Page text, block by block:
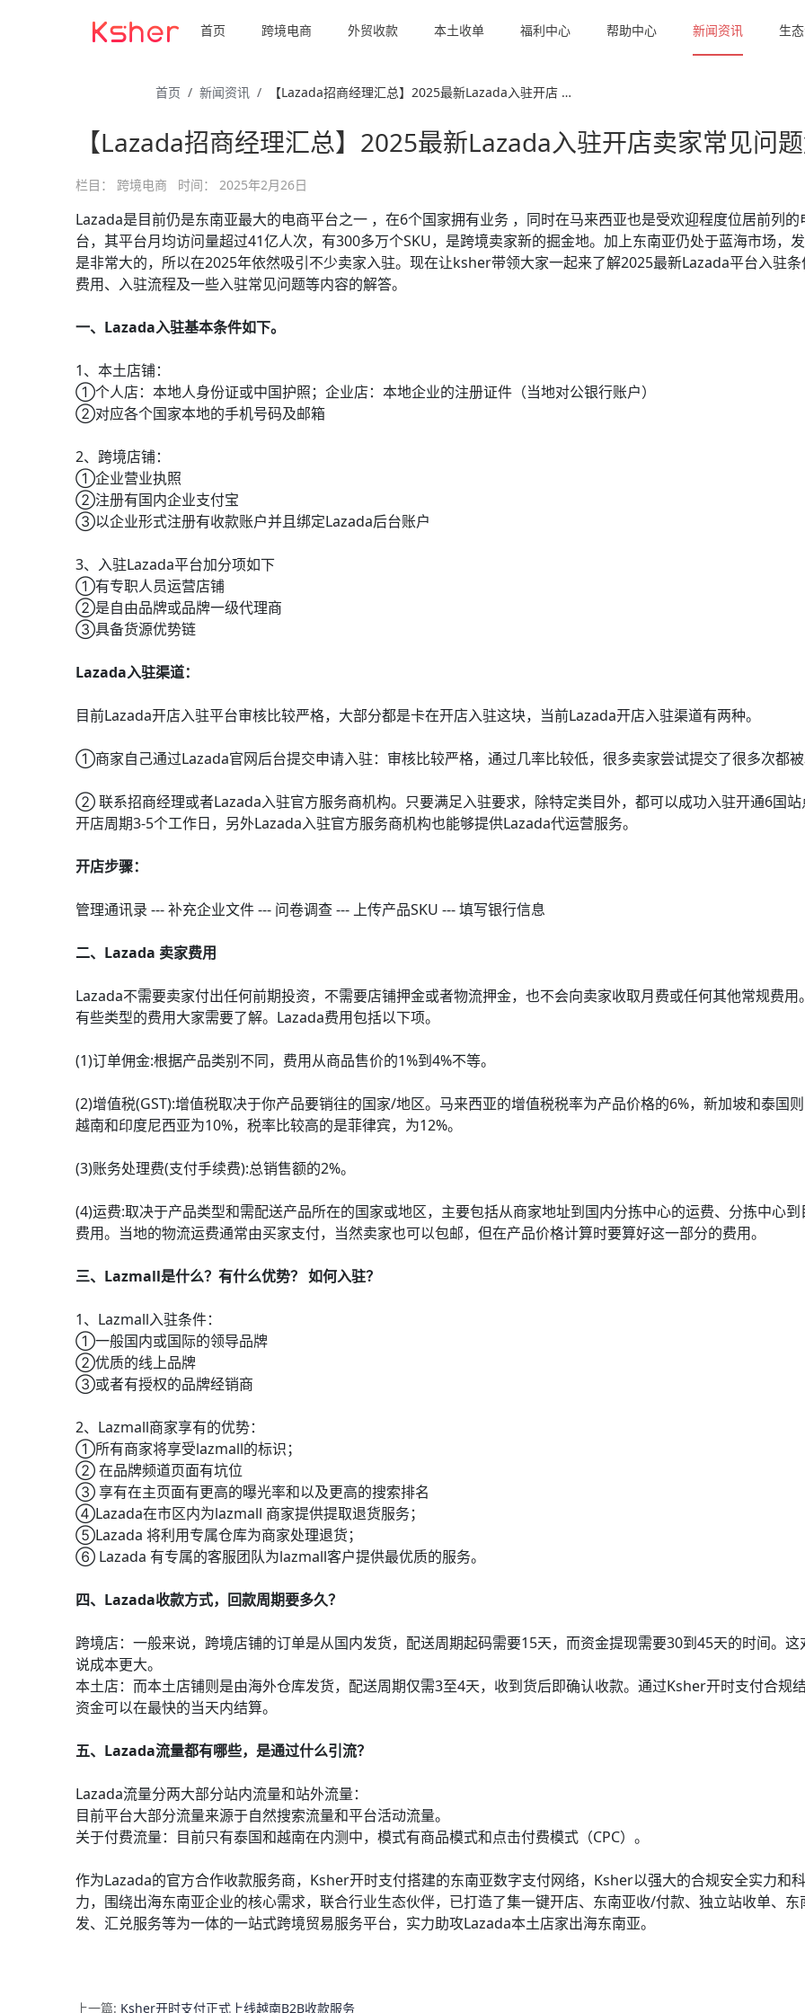
首页 跨境电商 外贸收款 本土收单 福利中心 帮助中心 新闻资讯 生
首页 新闻资讯 【Lazada招商经理汇总】2025最新Lazada入驻开店 …
【Lazada招商经理汇总】2025最新Lazada入驻开店卖家常见问
栏目： 跨境电商 时间： 2025年2月26日
Lazada是目前仍是东南亚最大的电商平台之一 ，在6个国家拥有业务 ，同时在马来西亚也是受欢迎程度位居前列的
台，其平台月均访问量超过41亿人次，有300多万个SKU，是跨境卖家新的掘金地。加上东南亚仍处于蓝海市场，
是非常大的，所以在2025年依然吸引不少卖家入驻。现在让ksher带领大家一起来了解2025最新Lazada平台入驻
费用、入驻流程及一些入驻常见问题等内容的解答。
一、Lazada入驻基本条件如下。
1、本土店铺：
①个人店：本地人身份证或中国护照；企业店：本地企业的注册证件（当地对公银行账户）
②对应各个国家本地的手机号码及邮箱
2、跨境店铺：
①企业营业执照
②注册有国内企业支付宝
③以企业形式注册有收款账户并且绑定Lazada后台账户
3、入驻Lazada平台加分项如下
①有专职人员运营店铺
②是自由品牌或品牌一级代理商
③具备货源优势链
Lazada入驻渠道：
目前Lazada开店入驻平台审核比较严格，大部分都是卡在开店入驻这块，当前Lazada开店入驻渠道有两种。
①商家自己通过Lazada官网后台提交申请入驻：审核比较严格，通过几率比较低，很多卖家尝试提交了很多次都
② 联系招商经理或者Lazada入驻官方服务商机构。只要满足入驻要求，除特定类目外，都可以成功入驻开通6国
开店周期3-5个工作日，另外Lazada入驻官方服务商机构也能够提供Lazada代运营服务。
开店步骤：
管理通讯录 --- 补充企业文件 --- 问卷调查 --- 上传产品SKU --- 填写银行信息
二、Lazada 卖家费用
Lazada不需要卖家付出任何前期投资，不需要店铺押金或者物流押金，也不会向卖家收取月费或任何其他常规费用
有些类型的费用大家需要了解。Lazada费用包括以下项。
(1)订单佣金:根据产品类别不同，费用从商品售价的1%到4%不等。
(2)增值税(GST):增值税取决于你产品要销往的国家/地区。马来西亚的增值税税率为产品价格的6%，新加坡和泰国
越南和印度尼西亚为10%，税率比较高的是菲律宾，为12%。
(3)账务处理费(支付手续费):总销售额的2%。
(4)运费:取决于产品类型和需配送产品所在的国家或地区，主要包括从商家地址到国内分拣中心的运费、分拣中心
费用。当地的物流运费通常由买家支付，当然卖家也可以包邮，但在产品价格计算时要算好这一部分的费用。
三、Lazmall是什么？有什么优势？ 如何入驻？
1、Lazmall入驻条件：
①一般国内或国际的领导品牌
②优质的线上品牌
③或者有授权的品牌经销商
2、Lazmall商家享有的优势：
①所有商家将享受lazmall的标识；
② 在品牌频道页面有坑位
③ 享有在主页面有更高的曝光率和以及更高的搜索排名
④Lazada在市区内为lazmall 商家提供提取退货服务；
⑤Lazada 将利用专属仓库为商家处理退货；
⑥ Lazada 有专属的客服团队为lazmall客户提供最优质的服务。
四、Lazada收款方式，回款周期要多久？
跨境店：一般来说，跨境店铺的订单是从国内发货，配送周期起码需要15天，而资金提现需要30到45天的时间。这
说成本更大。
本土店：而本土店铺则是由海外仓库发货，配送周期仅需3至4天，收到货后即确认收款。通过Ksher开时支付合规
资金可以在最快的当天内结算。
五、Lazada流量都有哪些，是通过什么引流？
Lazada流量分两大部分站内流量和站外流量：
目前平台大部分流量来源于自然搜索流量和平台活动流量。
关于付费流量：目前只有泰国和越南在内测中，模式有商品模式和点击付费模式（CPC）。
作为Lazada的官方合作收款服务商，Ksher开时支付搭建的东南亚数字支付网络，Ksher以强大的合规安全实力和
力，围绕出海东南亚企业的核心需求，联合行业生态伙伴，已打造了集一键开店、东南亚收/付款、独立站收单、东
发、汇兑服务等为一体的一站式跨境贸易服务平台，实力助攻Lazada本土店家出海东南亚。
上一篇: Ksher开时支付正式上线越南B2B收款服务